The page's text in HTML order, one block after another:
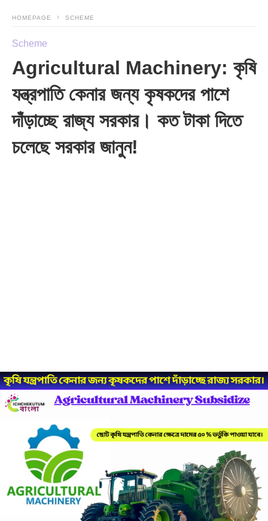
HOMEPAGE SCHEME
Scheme
Agricultural Machinery: কৃষি
যন্ত্রপাতি কেনার জন্য কৃষকদের পাশে
দাঁড়াচ্ছে রাজ্য সরকার। কত টাকা দিতে
চলেছে সরকার জানুন!